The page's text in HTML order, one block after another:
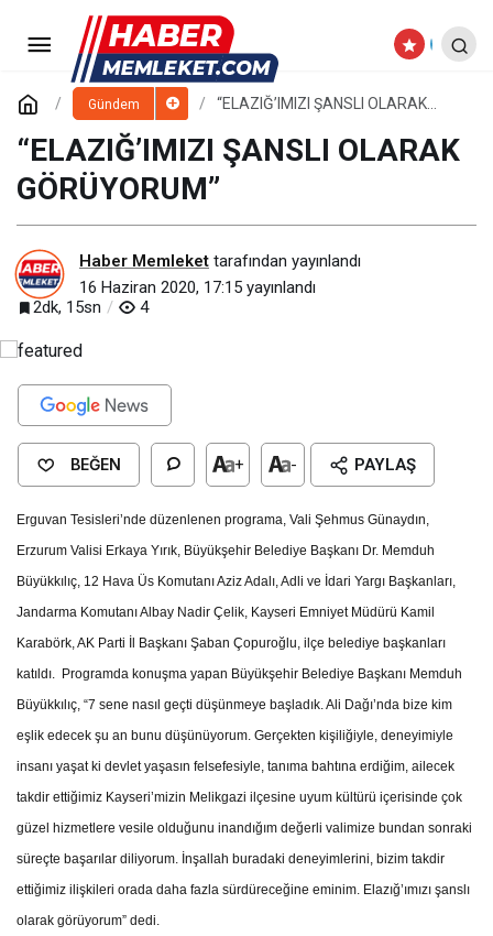
Gündem
“ELAZIĞ’IMIZI ŞANSLI OLARAK
“ELAZIĞ’IMIZI ŞANSLI OLARAK
GÖRÜYORUM”
Haber Memleket tarafından yayınlandı
16 Haziran 2020, 17:15 yayınlandı
2dk, 15sn
4
BEĞEN + - PAYLAŞ
Erguvan Tesisleri’nde düzenlenen programa, Vali Şehmus Günaydın,
Erzurum Valisi Erkaya Yırık, Büyükşehir Belediye Başkanı Dr. Memduh
Büyükkılıç, 12 Hava Üs Komutanı Aziz Adalı, Adli ve İdari Yargı Başkanları,
Jandarma Komutanı Albay Nadir Çelik, Kayseri Emniyet Müdürü Kamil
Karabörk, AK Parti İl Başkanı Şaban Çopuroğlu, ilçe belediye başkanları
katıldı. Programda konuşma yapan Büyükşehir Belediye Başkanı Memduh
Büyükkılıç, “7 sene nasıl geçti düşünmeye başladık. Ali Dağı’nda bize kim
eşlik edecek şu an bunu düşünüyorum. Gerçekten kişiliğiyle, deneyimiyle
insanı yaşat ki devlet yaşasın felsefesiyle, tanıma bahtına erdiğim, ailecek
takdir ettiğimiz Kayseri’mizin Melikgazi ilçesine uyum kültürü içerisinde çok
güzel hizmetlere vesile olduğunu inandığım değerli valimize bundan sonraki
süreçte başarılar diliyorum. İnşallah buradaki deneyimlerini, bizim takdir
ettiğimiz ilişkileri orada daha fazla sürdüreceğine eminim. Elazığ’ımızı şanslı
olarak görüyorum” dedi.
AYASOFYA ÜMMETİNDİR,
ÇİĞNENEN HAKKI VERİLMELİDİR
Yorum Yap